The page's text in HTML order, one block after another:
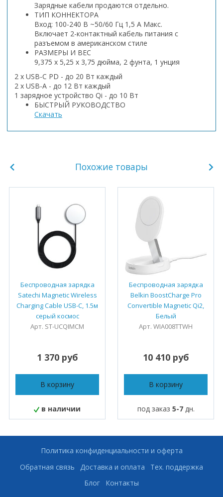
Зарядные кабели продаются отдельно.
ТИП КОННЕКТОРА
Вход: 100-240 В ~50/60 Гц 1,5 А Макс.
Включает 2-контактный кабель питания с
разъемом в американском стиле
РАЗМЕРЫ И ВЕС
9,375 х 5,25 х 3,75 дюйма, 2 фунта, 1 унция
2 x USB-C PD - до 20 Вт каждый
2 x USB-A - до 12 Вт каждый
1 зарядное устройство Qi - до 10 Вт
БЫСТРЫЙ РУКОВОДСТВО
Скачать
Похожие товары
Беспроводная зарядка
Satechi Magnetic Wireless
Charging Cable USB-C, 1.5м
серый космос
Арт. ST-UCQIMCM
1 370 руб
В корзину
в наличии
Беспроводная зарядка
Belkin BoostCharge Pro
Convertible Magnetic Qi2,
Белый
Арт. WIA008TTWH
10 410 руб
В корзину
под заказ 5-7дн.
Политика конфиденциальности и оферта
Обратная связь
Доставка и оплата
Тех. поддержка
Блог
Контакты